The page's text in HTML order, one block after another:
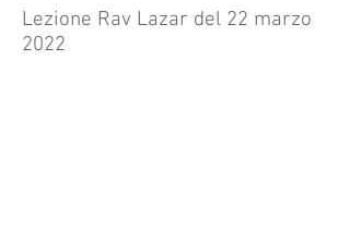
Lezione Rav Lazar del 22 marzo
2022